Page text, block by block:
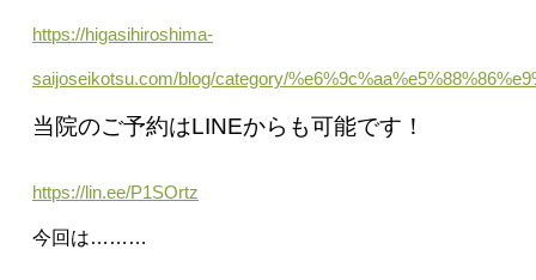
https://higasihiroshima-
saijoseikotsu.com/blog/category/
当院のご予約はLINEからも可能です！
https://lin.ee/P1SOrtz
今回は………